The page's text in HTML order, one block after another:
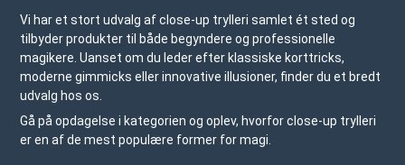
Vi har et stort udvalg af close-up trylleri samlet ét sted og
tilbyder produkter til både begyndere og professionelle
magikere. Uanset om du leder efter klassiske korttricks,
moderne gimmicks eller innovative illusioner, finder du et bredt
udvalg hos os.
Gå på opdagelse i kategorien og oplev, hvorfor close-up trylleri
er en af de mest populære former for magi.